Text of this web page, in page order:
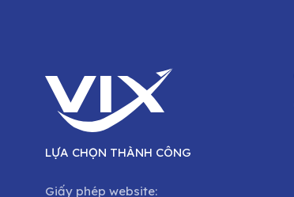
LỰA CHỌN THÀNH CÔNG
Giấy phép website: